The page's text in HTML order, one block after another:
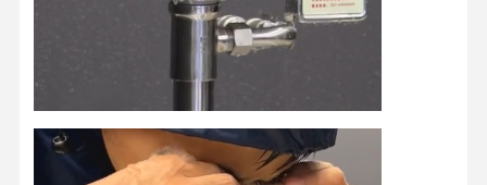
Lar Produtos Sobre Nós
Visita À
Fábrica